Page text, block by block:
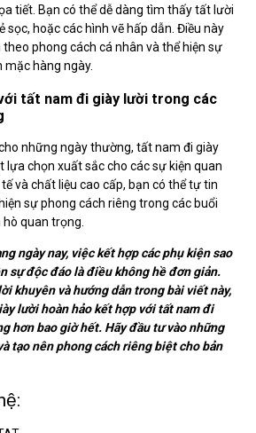
tiết. Bạn có thể dễ dàng tìm thấy tất lười
sọc, hoặc các hình vẽ hấp dẫn. Điều này
phong cách cá nhân và thể hiện sự
hàng ngày.
tất nam đi giày lười trong các
những ngày thường, tất nam đi giày
lựa chọn xuất sắc cho các sự kiện quan
và chất liệu cao cấp, bạn có thể tự tin
sự phong cách riêng trong các buổi
quan trọng.
ngày nay, việc kết hợp các phụ kiện sao
sự độc đáo là điều không hề đơn giản.
khuyên và hướng dẫn trong bài viết này,
lười hoàn hảo kết hợp với tất nam đi
hơn bao giờ hết. Hãy đầu tư vào những
tạo nên phong cách riêng biệt cho bản